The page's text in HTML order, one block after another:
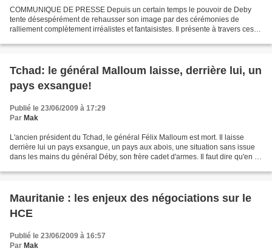
COMMUNIQUE DE PRESSE Depuis un certain temps le pouvoir de Deby
tente désespérément de rehausser son image par des cérémonies de
ralliement complètement irréalistes et fantaisistes. Il présente à travers ces
Tchad: le général Malloum laisse, derrière lui, un
pays exsangue!
Publié le 23/06/2009 à 17:29
Par Mak
L'ancien président du Tchad, le général Félix Malloum est mort. Il laisse
derrière lui un pays exsangue, un pays aux abois, une situation sans issue
dans les mains du général Déby, son frère cadet d'armes. Il faut dire qu'en ce
Mauritanie : les enjeux des négociations sur le
HCE
Publié le 23/06/2009 à 16:57
Par Mak